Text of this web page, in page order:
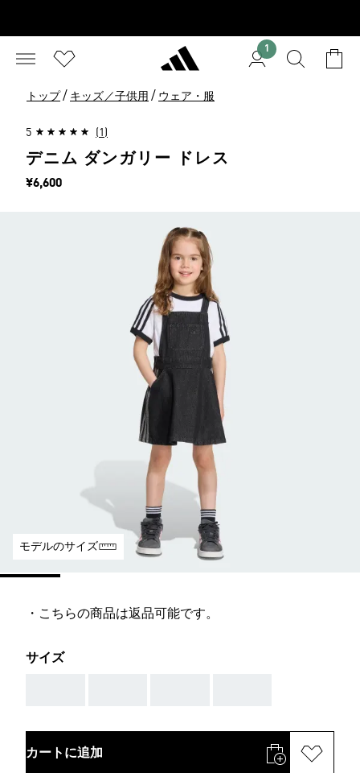
1
トップ / キッズ／子供用 / ウェア・服
5 (1)
デニム ダンガリー ドレス
価格
¥6,600
モデルのサイズ
・こちらの商品は返品可能です。
サイズ
カートに追加